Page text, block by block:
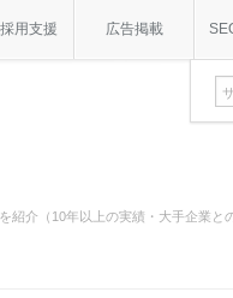
用支援 広告掲載
紹介（10年以上の実績・大手企業